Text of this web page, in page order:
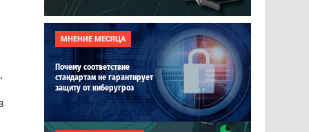
МНЕНИЕ МЕСЯЦА
Почему соответствие
стандартам не гарантирует
защиту от киберугроз